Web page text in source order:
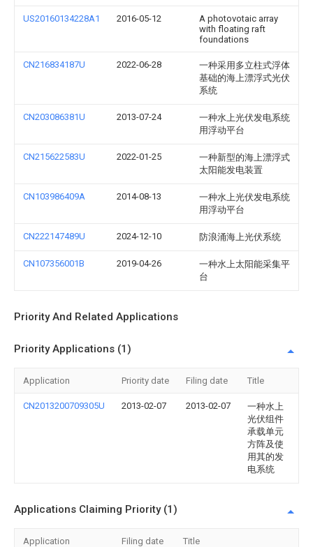
US20160134228A1 2016-05-12
A photovotaic array
with floating raft
foundations
CN216834187U 2022-06-28
一种采用多立柱式浮体
基础的海上漂浮式光伏
系统
CN203086381U 2013-07-24
一种水上光伏发电系统
用浮动平台
CN215622583U 2022-01-25
一种新型的海上漂浮式
太阳能发电装置
CN103986409A 2014-08-13
一种水上光伏发电系统
用浮动平台
CN222147489U 2024-12-10 防浪涌海上光伏系统
CN107356001B 2019-04-26
一种水上太阳能采集平
台
Priority And Related Applications
Priority Applications (1)
Application Priority date Filing date Title
CN2013200709305U 2013-02-07 2013-02-07
一种水上
光伏组件
承载单元
方阵及使
用其的发
电系统
Applications Claiming Priority (1)
Application Filing date Title